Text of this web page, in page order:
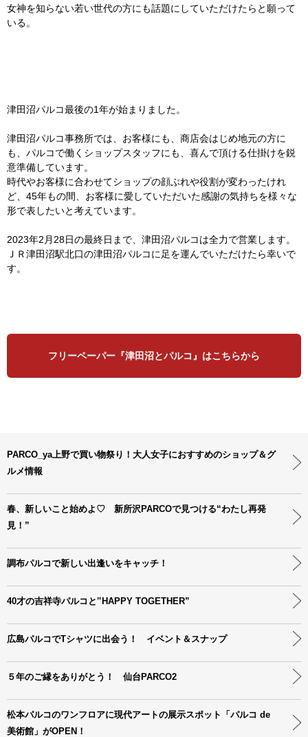
女神を知らない若い世代の方にも話題にしていただけたらと願って
いる。
津田沼パルコ最後の1年が始まりました。
津田沼パルコ事務所では、お客様にも、商店会はじめ地元の方に
も、パルコで働くショップスタッフにも、喜んで頂ける仕掛けを鋭
意準備しています。
時代やお客様に合わせてショップの顔ぶれや役割が変わったけれ
ど、45年もの間、お客様に愛していただいた感謝の気持ちを様々な
形で表したいと考えています。
2023年2月28日の最終日まで、津田沼パルコは全力で営業します。
ＪＲ津田沼駅北口の津田沼パルコに足を運んでいただけたら幸いで
す。
フリーペーパー『津田沼とパルコ』はこちらから
PARCO_ya上野で買い物祭り！大人女子におすすめのショップ＆グ
ルメ情報
春、新しいこと始めよ♡ 新所沢PARCOで見つける“わたし再発
見！”
調布パルコで新しい出逢いをキャッチ！
40才の吉祥寺パルコと‟HAPPY TOGETHER”
広島パルコでTシャツに出会う！ イベント＆スナップ
５年のご縁をありがとう！ 仙台PARCO2
松本パルコのワンフロアに現代アートの展示スポット「パルコ de
美術館」がOPEN！